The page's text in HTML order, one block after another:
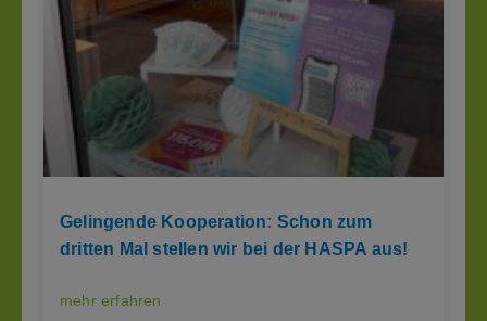
Gelingende Kooperation: Schon zum
dritten Mal stellen wir bei der HASPA aus!
mehr erfahren